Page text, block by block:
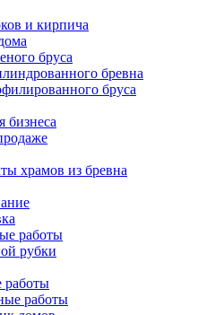
и кирпича
бруса
бревна
бруса
бизнеса
храмов из бревна
работы
рубки
работы
работы